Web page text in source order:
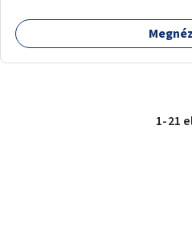
1-21